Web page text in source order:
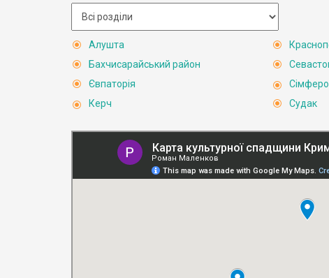
Алушта
Бахчисарайський район
Євпаторія
Керч
Судак